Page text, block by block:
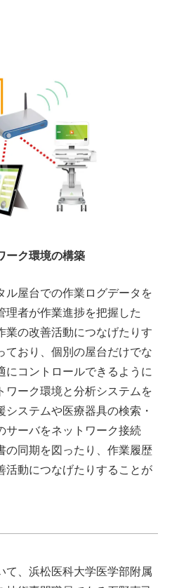
ーク環境の構築
ル屋台での作業ログデータを
理者が作業進捗を把握した
業の改善活動につなげたりす
ており、個別の屋台だけでな
にコントロールできるように
ワーク環境と分析システムを
ステムや医療器具の検索・
サーバをネットワーク接続
の同期を図ったり、作業履歴
活動につなげたりすることが
て、浜松医科大学医学部附属